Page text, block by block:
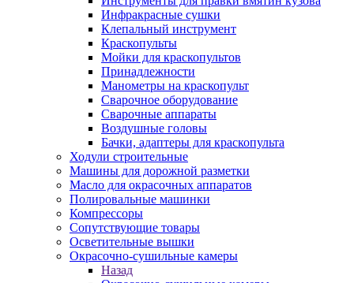
Инфракрасные сушки
Клепальный инструмент
Краскопульты
Мойки для краскопультов
Принадлежности
Манометры на краскопульт
Сварочное оборудование
Сварочные аппараты
Воздушные головы
Бачки, адаптеры для краскопульта
Ходули строительные
Машины для дорожной разметки
Масло для окрасочных аппаратов
Полировальные машинки
Компрессоры
Сопутствующие товары
Осветительные вышки
Окрасочно-сушильные камеры
Назад